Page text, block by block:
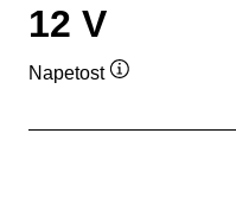
12 V
Napetost